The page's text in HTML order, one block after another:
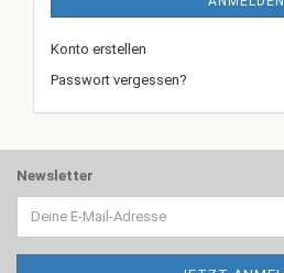
Konto erstellen
Passwort vergessen?
Newsletter